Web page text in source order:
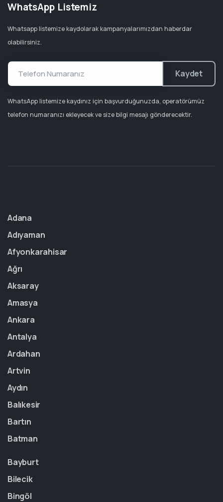
WhatsApp Listemiz
Whatsapp listemize kaydolarak kampanyalarımızdan haberdar
olabilirsiniz.
Kaydet
WhatsApp listemize kaydınız için başvurduğunuzda, operatörümüz
telefon numaranızı ekleyecek ve size bilgi mesajı gönderecektir.
Adana
Adıyaman
Afyonkarahisar
Ağrı
Aksaray
Amasya
Ankara
Antalya
Ardahan
Artvin
Aydın
Balıkesir
Bartın
Batman
Bayburt
Bilecik
Bingöl